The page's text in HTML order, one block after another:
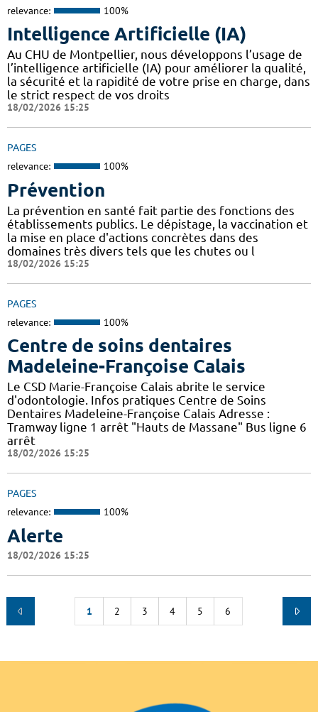
relevance: 100%
Intelligence Artificielle (IA)
Au CHU de Montpellier, nous développons l’usage de
l’intelligence artificielle (IA) pour améliorer la qualité,
la sécurité et la rapidité de votre prise en charge, dans
le strict respect de vos droits
18/02/2026 15:25
PAGES
relevance: 100%
Prévention
La prévention en santé fait partie des fonctions des
établissements publics. Le dépistage, la vaccination et
la mise en place d'actions concrètes dans des
domaines très divers tels que les chutes ou l
18/02/2026 15:25
PAGES
relevance: 100%
Centre de soins dentaires
Madeleine-Françoise Calais
Le CSD Marie-Françoise Calais abrite le service
d'odontologie. Infos pratiques Centre de Soins
Dentaires Madeleine-Françoise Calais Adresse :
Tramway ligne 1 arrêt "Hauts de Massane" Bus ligne 6
arrêt
18/02/2026 15:25
PAGES
relevance: 100%
Alerte
18/02/2026 15:25
1 2 3 4 5 6